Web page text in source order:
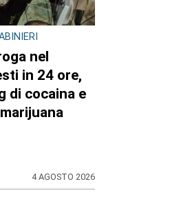
nel
in 24 ore,
di cocaina e
4 AGOSTO 2026